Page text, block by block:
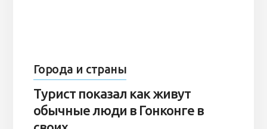
Города и страны
Турист показал как живут
обычные люди в Гонконге в